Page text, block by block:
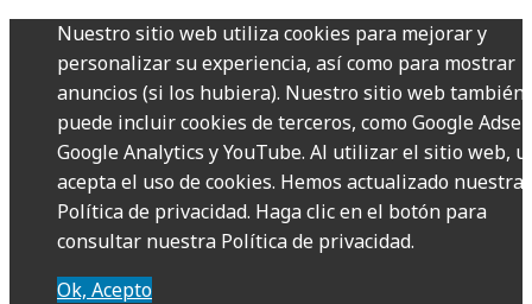
Nuestro sitio web utiliza cookies para mejorar y
personalizar su experiencia, así como para mostrar
anuncios (si los hubiera). Nuestro sitio web también
puede incluir cookies de terceros, como Google
Google Analytics y YouTube. Al utilizar el sitio web,
acepta el uso de cookies. Hemos actualizado nuestra
Política de privacidad. Haga clic en el botón para
consultar nuestra Política de privacidad.
Ok, Acepto